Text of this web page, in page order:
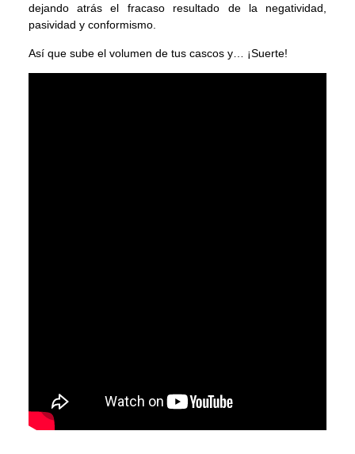
dejando atrás el fracaso resultado de la negatividad,
pasividad y conformismo.
Así que sube el volumen de tus cascos y… ¡Suerte!